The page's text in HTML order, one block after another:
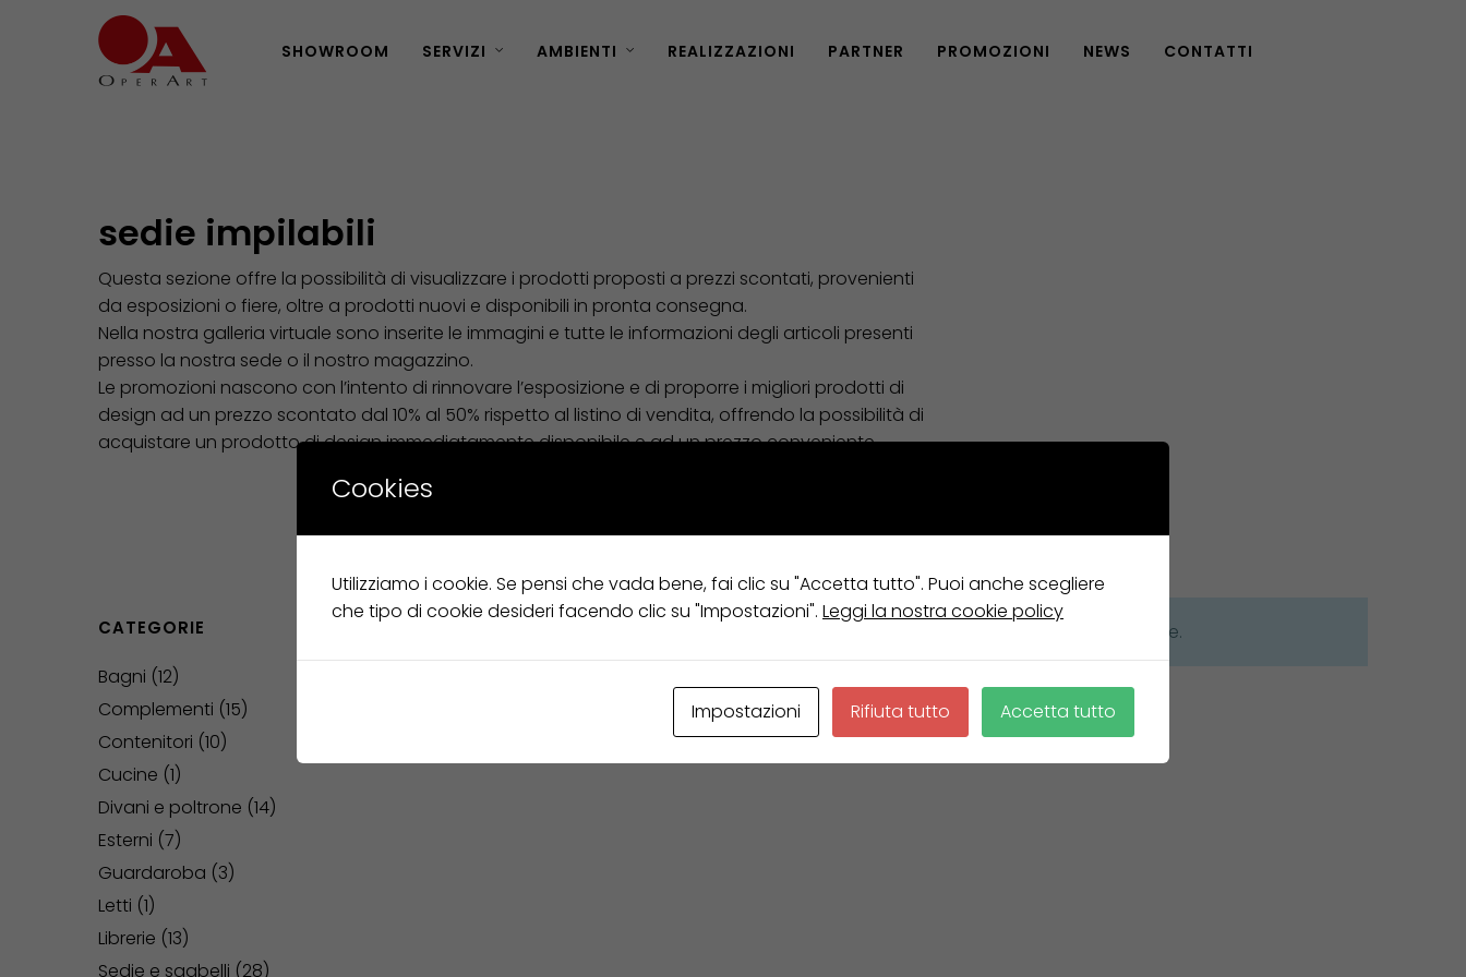
SHOWROOM SERVIZI AMBIENTI REALIZZAZIONI PARTNER PROMOZIONI NEWS CONTATTI
sedie impilabili
Questa sezione offre la possibilità di visualizzare i prodotti proposti a prezzi scontati, provenienti
da esposizioni o fiere, oltre a prodotti nuovi e disponibili in pronta consegna.
Nella nostra galleria virtuale sono inserite le immagini e tutte le informazioni degli articoli presenti
presso la nostra sede o il nostro magazzino.
Le promozioni nascono con l’intento di rinnovare l’esposizione e di proporre i migliori prodotti di
design ad un prezzo scontato dal 10% al 50% rispetto al listino di vendita, offrendo la possibilità di
acquistare un prodotto di design immediatamente disponibile e ad un prezzo conveniente.
Non è stato trovato nessun prodotto che corrisponde alla tua selezione.
CATEGORIE
Bagni 12
Complementi 15
Contenitori 10
Cucine 1
Divani e poltrone 14
Esterni 7
Guardaroba 3
Letti 1
Librerie 13
Sedie e sgabelli 28
Cookies
Utilizziamo i cookie. Se pensi che vada bene, fai clic su "Accetta tutto". Puoi anche scegliere
che tipo di cookie desideri facendo clic su "Impostazioni". Leggi la nostra cookie policy
Impostazioni Rifiuta tutto Accetta tutto